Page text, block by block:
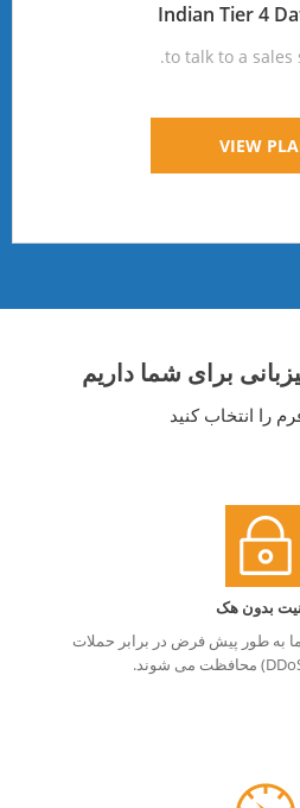
Indian Tier 4
to talk to a sales
VIEW
برای شما داریم
را انتخاب کنید
بدون هک
به طور پیش فرض در برابر حملات